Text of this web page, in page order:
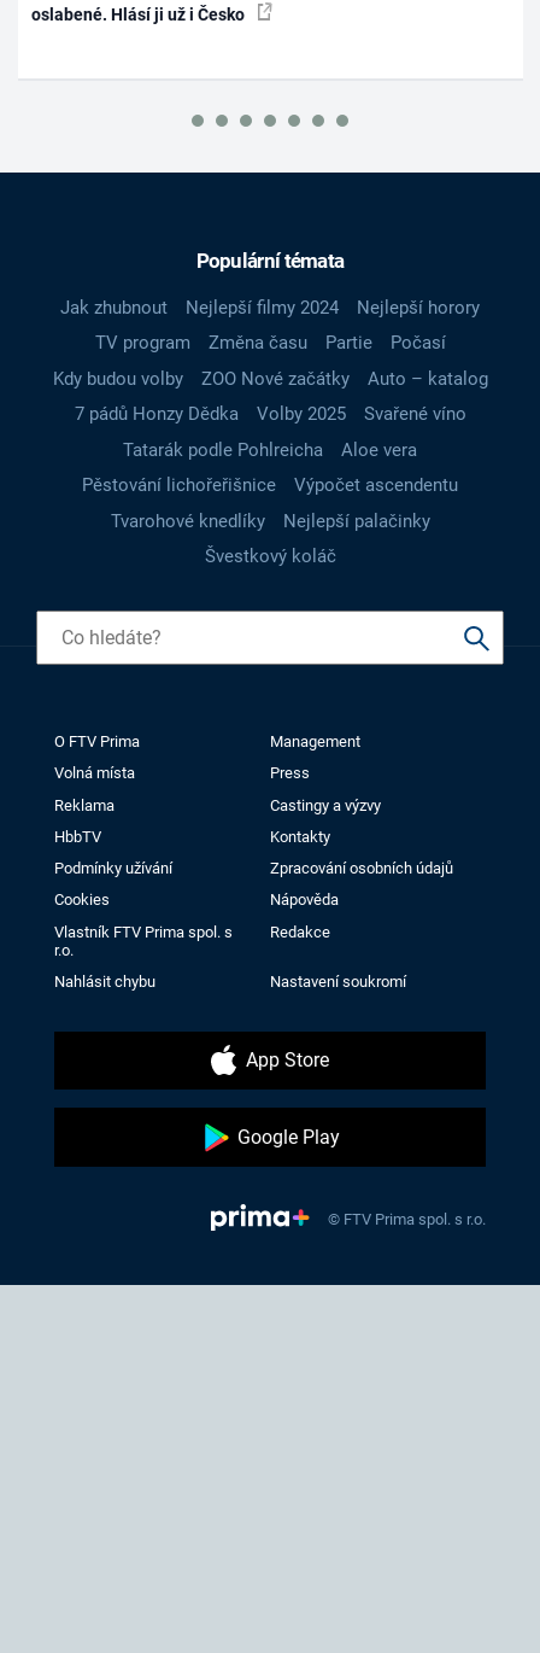
oslabené. Hlásí ji už i Česko
Populární témata
Jak zhubnout Nejlepší filmy 2024
Nejlepší horory
TV program
Změna času Partie
Počasí
Kdy budou volby
ZOO Nové začátky
Auto – katalog
7 pádů Honzy Dědka
Volby 2025
Svařené víno
Tatarák podle Pohlreicha
Aloe vera
Pěstování lichořeřišnice
Výpočet ascendentu
Tvarohové knedlíky
Nejlepší palačinky
Švestkový koláč
O FTV Prima
Management
Volná místa
Press
Reklama
Castingy a výzvy
HbbTV
Kontakty
Podmínky užívání
Zpracování osobních údajů
Cookies
Nápověda
Vlastník FTV Prima spol. s
r.o.
Redakce
Nahlásit chybu Nastavení soukromí
App Store
Google Play
© FTV Prima spol. s r.o.